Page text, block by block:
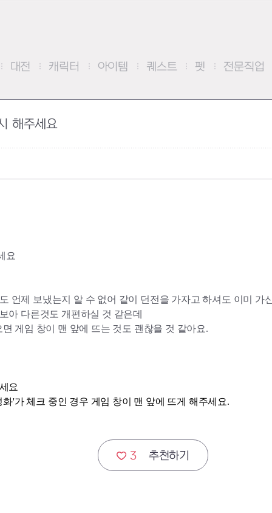
대전 캐릭터 아이템 퀘스트 펫 전문직업
해주세요
요
언제 보냈는지 알 수 없어 같이 던전을 가자고 하셔도 이미 가
아 다른것도 개편하실 것 같은데
게임 창이 맨 앞에 뜨는 것도 괜찮을 것 같아요.
요
'가 체크 중인 경우 게임 창이 맨 앞에 뜨게 해주세요.
3 추천하기